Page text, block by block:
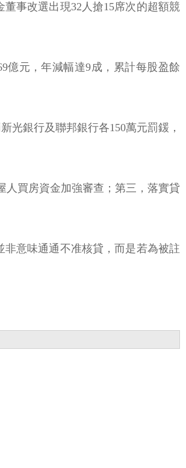
事改選出現32人搶15席次的超額競
億元，年減幅達9成，累計每股盈餘
光銀行及聯邦銀行各150萬元罰鍰，
人買房資金加強審查；第三，落實貸
意味通通不准核貸，而是若為被註